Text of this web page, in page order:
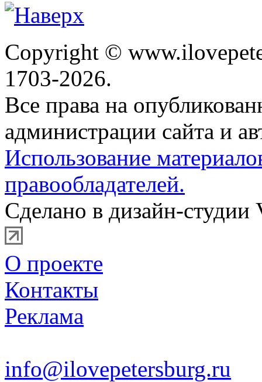
Copyright ©
1703-2026.
Все права на
администрации сайта и
Использование
правообладателей.
Сделано в дизайн-студии
О проекте
Контакты
Реклама
info@ilovepetersburg.ru